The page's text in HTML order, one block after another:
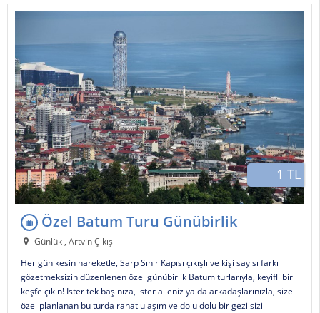
1 TL
Özel Batum Turu Günübirlik
Günlük , Artvin Çıkışlı
Her gün kesin hareketle, Sarp Sınır Kapısı çıkışlı ve kişi sayısı farkı
gözetmeksizin düzenlenen özel günübirlik Batum turlarıyla, keyifli bir
keşfe çıkın! İster tek başınıza, ister aileniz ya da arkadaşlarınızla, size
özel planlanan bu turda rahat ulaşım ve dolu dolu bir gezi sizi